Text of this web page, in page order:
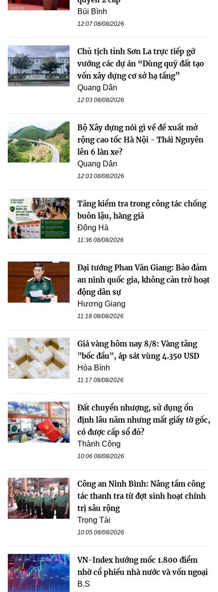
Bùi Bình
12:07 08/08/2026
Chủ tịch tỉnh Sơn La trực tiếp gỡ
vướng các dự án “Dùng quỹ đất tạo
vốn xây dựng cơ sở hạ tầng”
Quang Dân
12:03 08/08/2026
Bộ Xây dựng nói gì về đề xuất mở
rộng cao tốc Hà Nội - Thái Nguyên
lên 6 làn xe?
Quang Dân
12:03 08/08/2026
Tăng kiểm tra trong công tác chống
buôn lậu, hàng giả
Đông Hà
11:36 08/08/2026
Đại tướng Phan Văn Giang: Bảo đảm
an ninh quốc gia, không cản trở hoạt
động dân sự
Hương Giang
11:18 08/08/2026
Giá vàng hôm nay 8/8: Vàng tăng
"bốc đầu", áp sát vùng 4.350 USD
Hòa Bình
11:17 08/08/2026
Đất chuyển nhượng, sử dụng ổn
định lâu năm nhưng mất giấy tờ gốc,
có được cấp sổ đỏ?
Thành Công
10:06 08/08/2026
Công an Ninh Bình: Nâng tầm công
tác thanh tra từ đợt sinh hoạt chính
trị sâu rộng
Trọng Tài
10:05 08/08/2026
VN-Index hướng mốc 1.800 điểm
nhờ cổ phiếu nhà nước và vốn ngoại
B.S